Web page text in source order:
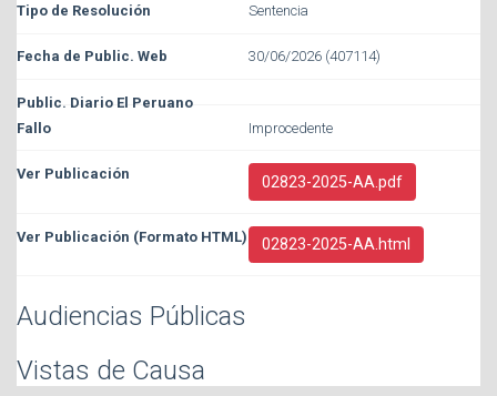
Sentencia
30/06/2026 (407114)
Improcedente
02823-2025-AA.pdf
02823-2025-AA.html
Audiencias Públicas
Vistas de Causa